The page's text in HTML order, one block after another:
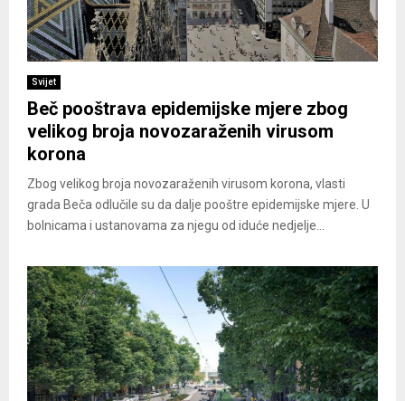
Svijet
Beč pooštrava epidemijske mjere zbog
velikog broja novozaraženih virusom
korona
Zbog velikog broja novozaraženih virusom korona, vlasti
grada Beča odlučile su da dalje pooštre epidemijske mjere. U
bolnicama i ustanovama za njegu od iduće nedjelje...